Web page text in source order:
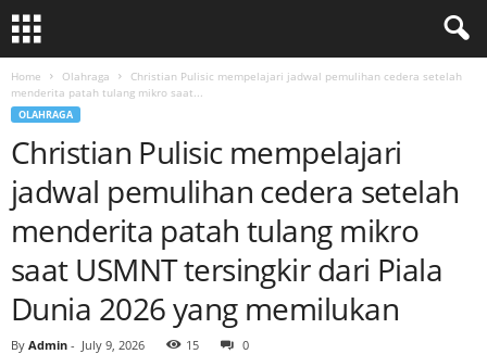
Home Olahraga
Christian Pulisic mempelajari jadwal pemulihan cedera setelah
menderita patah tulang mikro saat...
OLAHRAGA
Christian Pulisic mempelajari
jadwal pemulihan cedera setelah
menderita patah tulang mikro
saat USMNT tersingkir dari Piala
Dunia 2026 yang memilukan
By Admin - July 9, 2026 15 0